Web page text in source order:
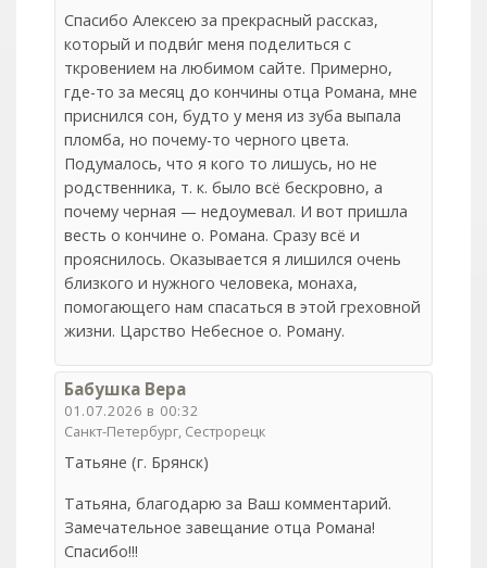
Спасибо Алексею за прекрасный рассказ,
который и подви́г меня поделиться с
ткровением на любимом сайте. Примерно,
где-то за месяц до кончины отца Романа, мне
приснился сон, будто у меня из зуба выпала
пломба, но почему-то черного цвета.
Подумалось, что я кого то лишусь, но не
родственника, т. к. было всё бескровно, а
почему черная — недоумевал. И вот пришла
весть о кончине о. Романа. Сразу всё и
прояснилось. Оказывается я лишился очень
близкого и нужного человека, монаха,
помогающего нам спасаться в этой греховной
жизни. Царство Небесное о. Роману.
Бабушка Вера
01.07.2026 в 00:32
Санкт-Петербург, Сестрорецк
Татьяне (г. Брянск)
Татьяна, благодарю за Ваш комментарий.
Замечательное завещание отца Романа!
Спасибо!!!